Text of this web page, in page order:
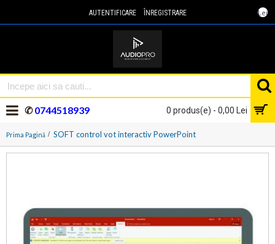
Lei
AUTENTIFICARE ÎNREGISTRARE
0 produs(e) - 0,00 Lei
✆0744518939
Prima Pagină SOFT control vot interactiv PowerPoint